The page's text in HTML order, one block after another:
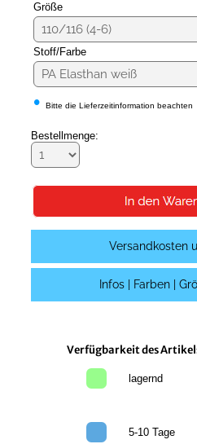
Größe
Stoff/Farbe
• Bitte die Lieferzeitinformation beachten
Bestellmenge:
Versandkosten
Infos | Farben |
Verfügbarkeit des
lagernd
5-10 Tage